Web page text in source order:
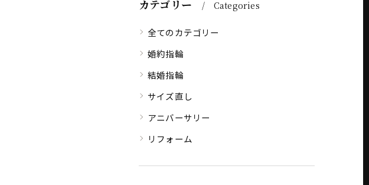
カテゴリー Categories
全てのカテゴリー
婚約指輪
結婚指輪
サイズ直し
アニバーサリー
リフォーム